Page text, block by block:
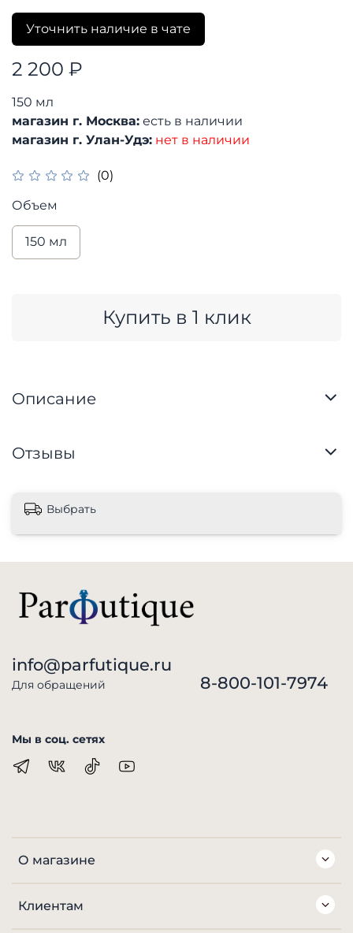
(0)
Уточнить наличие в чате
2 200 ₽
Купить в 1 клик
Объем
150 мл
150 мл
магазин г. Москва: есть в наличии
магазин г. Улан-Удэ: нет в наличии
Описание
Отзывы
Выбрать
О магазине
Клиентам
info@parfutique.ru
Для обращений 8-800-101-7974
Мы в соц. сетях